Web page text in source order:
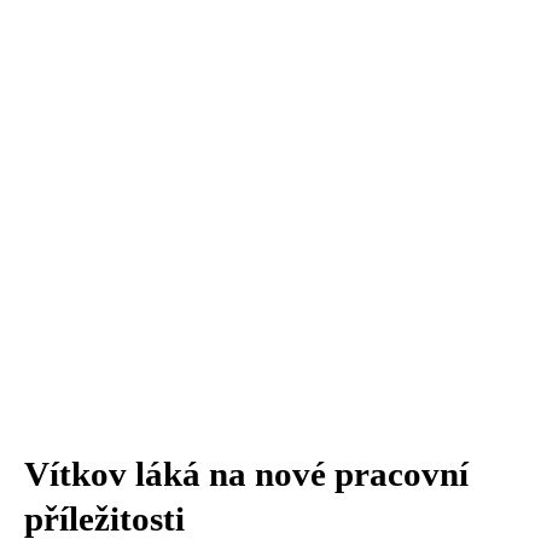
Vítkov láká na nové pracovní
příležitosti